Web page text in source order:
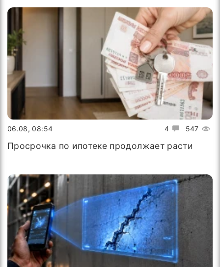
4 547
06.08, 08:54
Просрочка по ипотеке продолжает расти